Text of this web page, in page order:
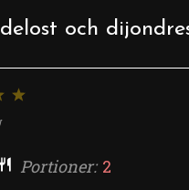
och
4
Portioner: 2